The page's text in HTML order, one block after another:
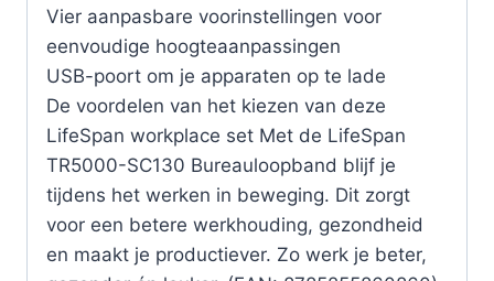
Vier aanpasbare voorinstellingen voor
eenvoudige hoogteaanpassingen
USB-poort om je apparaten op te lade
De voordelen van het kiezen van deze
LifeSpan workplace set Met de LifeSpan
TR5000-SC130 Bureauloopband blijf je
tijdens het werken in beweging. Dit zorgt
voor een betere werkhouding, gezondheid
en maakt je productiever. Zo werk je beter,